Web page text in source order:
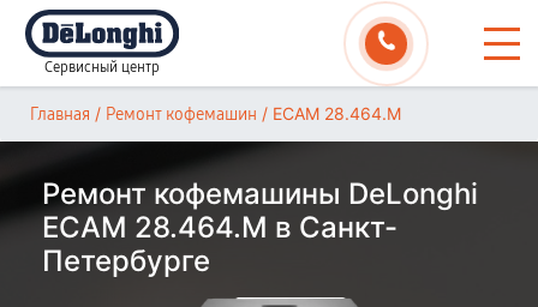
Сервисный центр
Главная / Ремонт кофемашин / ECAM 28.464.M
Ремонт кофемашины DeLonghi
ECAM 28.464.M в Санкт-
Петербурге